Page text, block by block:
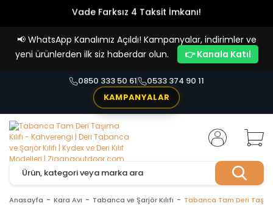
Vade Farksız 4 Taksit İmkanı!
📢 WhatsApp Kanalımız Açıldı! Kampanyalar, indirimler ve
yeni ürünlerden ilk siz haberdar olun.
👉 Kanala Katıl
0850 333 50 61
0533 374 90 11
KAMPANYALAR
Anasayfa Kara Avı Tabanca ve Şarjör Kılıfı Tabanca Tam Deri